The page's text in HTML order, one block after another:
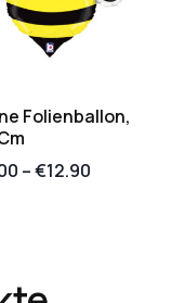
Folienballon,
–€12.90